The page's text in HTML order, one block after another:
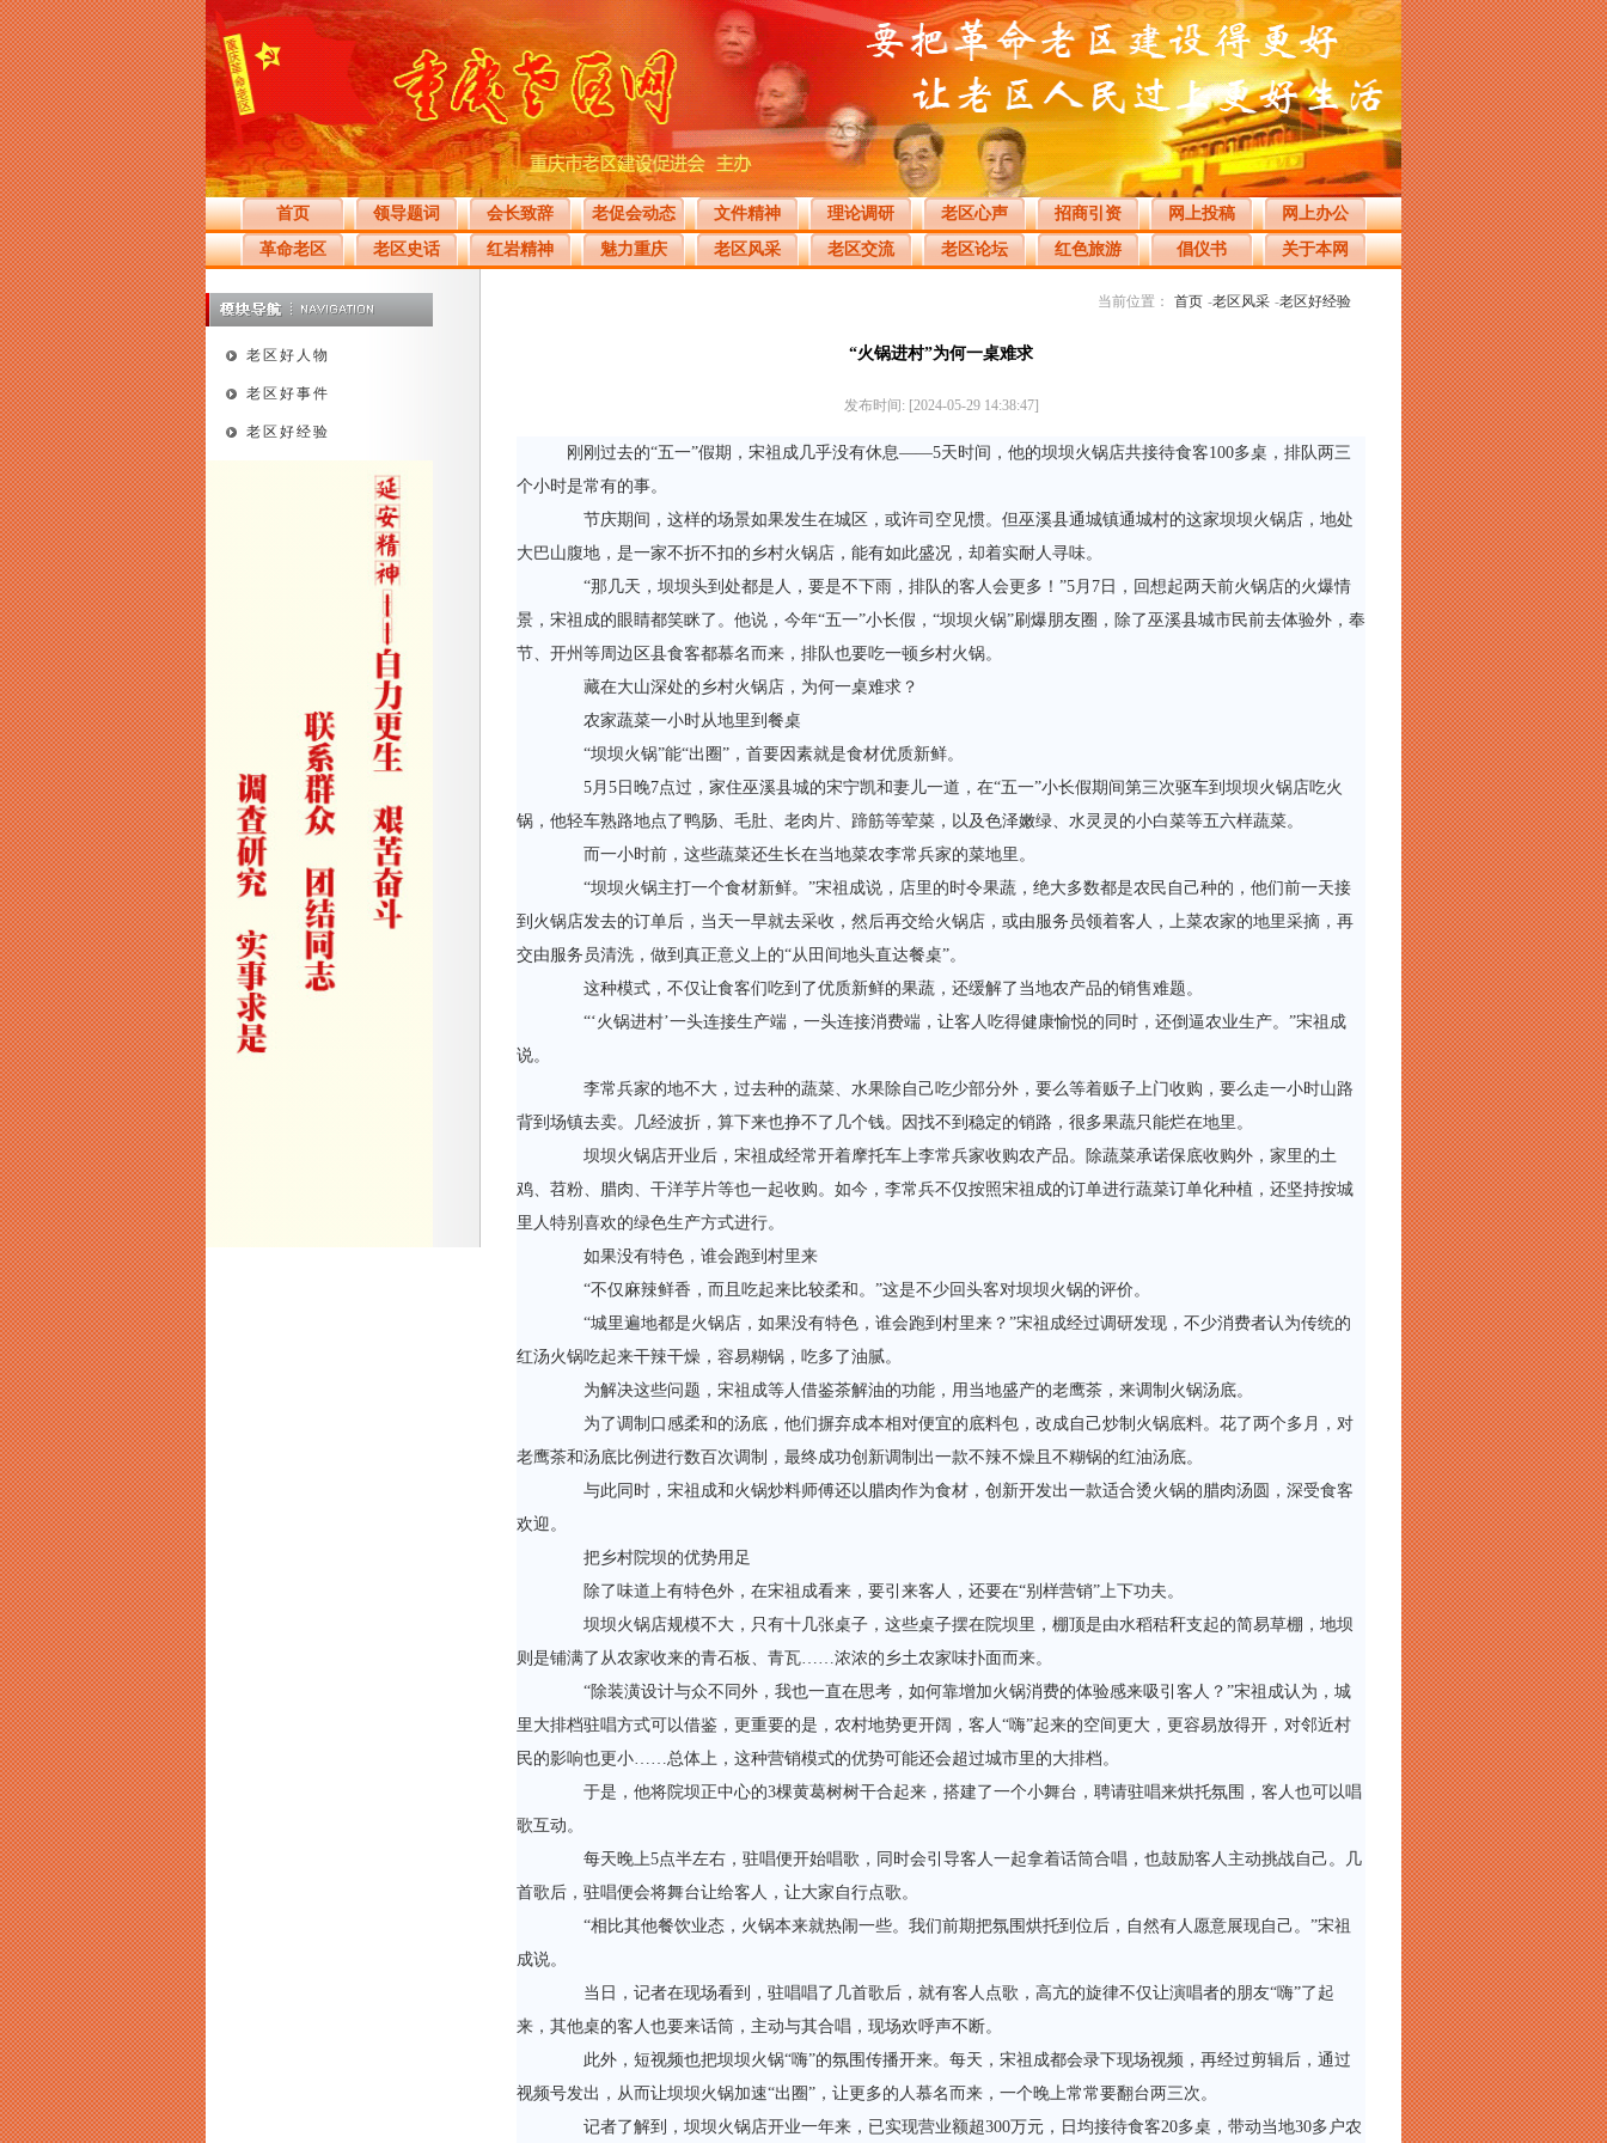
首页 领导题词 会长致辞 老促会动态 文件精神 理论调研 老区心声 招商引资 网上投稿
网上办公
革命老区
老区史话 红岩精神 魅力重庆 老区风采 老区交流 老区论坛 红色旅游 倡仪书 关于本网
老区好人物
老区好事件
老区好经验
当前位置： 首页 -老区风采 -老区好经验
“火锅进村”为何一桌难求
发布时间: [2024-05-29 14:38:47]
刚刚过去的“五一”假期，宋祖成几乎没有休息——5天时间，他的坝坝火锅店共接待食客100多桌，排队两三
个小时是常有的事。
节庆期间，这样的场景如果发生在城区，或许司空见惯。但巫溪县通城镇通城村的这家坝坝火锅店，地处
大巴山腹地，是一家不折不扣的乡村火锅店，能有如此盛况，却着实耐人寻味。
“那几天，坝坝头到处都是人，要是不下雨，排队的客人会更多！”5月7日，回想起两天前火锅店的火爆情
景，宋祖成的眼睛都笑眯了。他说，今年“五一”小长假，“坝坝火锅”刷爆朋友圈，除了巫溪县城市民前去体验外，奉
节、开州等周边区县食客都慕名而来，排队也要吃一顿乡村火锅。
藏在大山深处的乡村火锅店，为何一桌难求？
农家蔬菜一小时从地里到餐桌
“坝坝火锅”能“出圈”，首要因素就是食材优质新鲜。
5月5日晚7点过，家住巫溪县城的宋宁凯和妻儿一道，在“五一”小长假期间第三次驱车到坝坝火锅店吃火
锅，他轻车熟路地点了鸭肠、毛肚、老肉片、蹄筋等荤菜，以及色泽嫩绿、水灵灵的小白菜等五六样蔬菜。
而一小时前，这些蔬菜还生长在当地菜农李常兵家的菜地里。
“坝坝火锅主打一个食材新鲜。”宋祖成说，店里的时令果蔬，绝大多数都是农民自己种的，他们前一天接
到火锅店发去的订单后，当天一早就去采收，然后再交给火锅店，或由服务员领着客人，上菜农家的地里采摘，再
交由服务员清洗，做到真正意义上的“从田间地头直达餐桌”。
这种模式，不仅让食客们吃到了优质新鲜的果蔬，还缓解了当地农产品的销售难题。
“‘火锅进村’一头连接生产端，一头连接消费端，让客人吃得健康愉悦的同时，还倒逼农业生产。”宋祖成
说。
李常兵家的地不大，过去种的蔬菜、水果除自己吃少部分外，要么等着贩子上门收购，要么走一小时山路
背到场镇去卖。几经波折，算下来也挣不了几个钱。因找不到稳定的销路，很多果蔬只能烂在地里。
坝坝火锅店开业后，宋祖成经常开着摩托车上李常兵家收购农产品。除蔬菜承诺保底收购外，家里的土
鸡、苕粉、腊肉、干洋芋片等也一起收购。如今，李常兵不仅按照宋祖成的订单进行蔬菜订单化种植，还坚持按城
里人特别喜欢的绿色生产方式进行。
如果没有特色，谁会跑到村里来
“不仅麻辣鲜香，而且吃起来比较柔和。”这是不少回头客对坝坝火锅的评价。
“城里遍地都是火锅店，如果没有特色，谁会跑到村里来？”宋祖成经过调研发现，不少消费者认为传统的
红汤火锅吃起来干辣干燥，容易糊锅，吃多了油腻。
为解决这些问题，宋祖成等人借鉴茶解油的功能，用当地盛产的老鹰茶，来调制火锅汤底。
为了调制口感柔和的汤底，他们摒弃成本相对便宜的底料包，改成自己炒制火锅底料。花了两个多月，对
老鹰茶和汤底比例进行数百次调制，最终成功创新调制出一款不辣不燥且不糊锅的红油汤底。
与此同时，宋祖成和火锅炒料师傅还以腊肉作为食材，创新开发出一款适合烫火锅的腊肉汤圆，深受食客
欢迎。
把乡村院坝的优势用足
除了味道上有特色外，在宋祖成看来，要引来客人，还要在“别样营销”上下功夫。
坝坝火锅店规模不大，只有十几张桌子，这些桌子摆在院坝里，棚顶是由水稻秸秆支起的简易草棚，地坝
则是铺满了从农家收来的青石板、青瓦……浓浓的乡土农家味扑面而来。
“除装潢设计与众不同外，我也一直在思考，如何靠增加火锅消费的体验感来吸引客人？”宋祖成认为，城
里大排档驻唱方式可以借鉴，更重要的是，农村地势更开阔，客人“嗨”起来的空间更大，更容易放得开，对邻近村
民的影响也更小……总体上，这种营销模式的优势可能还会超过城市里的大排档。
于是，他将院坝正中心的3棵黄葛树树干合起来，搭建了一个小舞台，聘请驻唱来烘托氛围，客人也可以唱
歌互动。
每天晚上5点半左右，驻唱便开始唱歌，同时会引导客人一起拿着话筒合唱，也鼓励客人主动挑战自己。几
首歌后，驻唱便会将舞台让给客人，让大家自行点歌。
“相比其他餐饮业态，火锅本来就热闹一些。我们前期把氛围烘托到位后，自然有人愿意展现自己。”宋祖
成说。
当日，记者在现场看到，驻唱唱了几首歌后，就有客人点歌，高亢的旋律不仅让演唱者的朋友“嗨”了起
来，其他桌的客人也要来话筒，主动与其合唱，现场欢呼声不断。
此外，短视频也把坝坝火锅“嗨”的氛围传播开来。每天，宋祖成都会录下现场视频，再经过剪辑后，通过
视频号发出，从而让坝坝火锅加速“出圈”，让更多的人慕名而来，一个晚上常常要翻台两三次。
记者了解到，坝坝火锅店开业一年来，已实现营业额超300万元，日均接待食客20多桌，带动当地30多户农